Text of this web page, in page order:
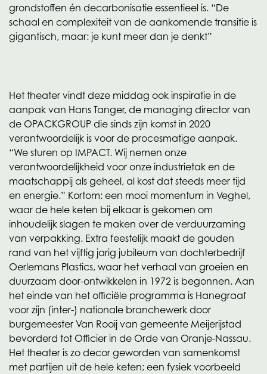
grondstoffen én decarbonisatie essentieel is. “De
schaal en complexiteit van de aankomende transitie is
gigantisch, maar: je kunt meer dan je denkt”
Het theater vindt deze middag ook inspiratie in de
aanpak van Hans Tanger, de managing director van
de OPACKGROUP die sinds zijn komst in 2020
verantwoordelijk is voor de procesmatige aanpak.
“We sturen op IMPACT. Wij nemen onze
verantwoordelijkheid voor onze industrietak en de
maatschappij als geheel, al kost dat steeds meer tijd
en energie.” Kortom: een mooi momentum in Veghel,
waar de hele keten bij elkaar is gekomen om
inhoudelijk slagen te maken over de verduurzaming
van verpakking. Extra feestelijk maakt de gouden
rand van het vijftig jarig jubileum van dochterbedrijf
Oerlemans Plastics, waar het verhaal van groeien en
duurzaam door-ontwikkelen in 1972 is begonnen. Aan
het einde van het officiële programma is Hanegraaf
voor zijn (inter-) nationale branchewerk door
burgemeester Van Rooij van gemeente Meijerijstad
bevorderd tot Officier in de Orde van Oranje-Nassau.
Het theater is zo decor geworden van samenkomst
met partijen uit de hele keten; een fysiek voorbeeld